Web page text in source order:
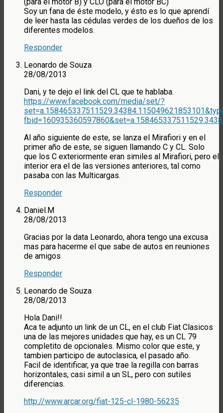
Soy un fana de éste modelo, y ésto es lo que aprendí
de leer hasta las cédulas verdes de los dueños de los
diferentes modelos.
Responder
Leonardo de Souza
28/08/2013
Dani, y te dejo el link del CL que te hablaba.
https://www.facebook.com/media/set/?
Al año siguiente de este, se lanza el Mirafiori y en el
primer año de este, se siguen llamando C y CL. Solo
que los C exteriormente eran similes al Mirafiori, pero el
interior era el de las versiones anteriores, tal como
pasaba con las Multicargas.
Responder
Daniel.M
28/08/2013
Gracias por la data Leonardo, ahora tengo una excusa
mas para hacerme el que sabe de autos en reuniones
de amigos
Responder
Leonardo de Souza
28/08/2013
Hola Dani!!
Aca te adjunto un link de un CL, en el club Fiat Clasicos
una de las mejores unidades que hay, es un CL 79
completito de opcionales. Mismo color que este, y
tambien participo de autoclasica, el pasado año.
Facil de identificar, ya que trae la regilla con barras
horizontales, casi simil a un SL, pero con sutiles
diferencias.
http://www.arcar.org/fiat-125-cl-1980-56235